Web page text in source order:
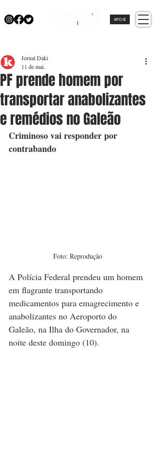
APOIE
PF prende homem por
transportar anabolizantes
e remédios no Galeão
Jornal Daki
11 de mai.
Criminoso vai responder por
contrabando
Foto: Reprodução
A Polícia Federal prendeu um homem
em flagrante transportando
medicamentos para emagrecimento e
anabolizantes no Aeroporto do
Galeão, na Ilha do Governador, na
noite deste domingo (10).